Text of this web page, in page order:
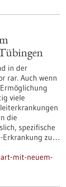
in der
rar. Auch wenn
viele
die
spezifische
Erkrankung zu…
mit-neuem-